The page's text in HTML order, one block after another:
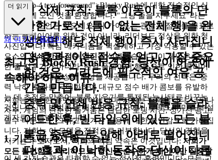
행 삭제 규칙:블록 이동이 블록의 단
단한 가로선 (틈이 없는 전체 행)을 완
성하면 해당 전체 행이 즉시 사라집니
다.효과:이는 점수를 얻고, 가장 중요
한 것은, 그리드에 필수적인 여유 공
간을 만듭니다.
중력 및 연쇄 반응 규칙:블록을 슬라
이드한 후, 빈 타일 위에 있는 모든 블
록은 중력으로 인해 아래로 떨어집니
다.효과:이 낙하 동작은 당신이 다른
class="mb-4 text-foreground">Blocky Rush에 대한 전술적인 심
층 분석에 오신 것을 환영합니다. "그냥 줄을 지우세요"라는
일반적인 조언은 잊으세요. 이 가이드는 괜찮은 점수를 목표로
하는 플레이어를 위한 것이 아니라, 리더보드 정상을 위한 청
사진입니다. 핵심 메커니즘을 역설계하고 가장 악용할 수 있는
요소인연쇄 반응 점수 엔진을 식별했습니다. 이 게임은 단순
한 줄 지우기가 아니라, 단일 플레이어 행동으로 인한 클리어
의효율성과다중성에 보상을 제공합니다. 우리의 전략은 '중
력 낙하' 효과를 극대화하여 대규모 점수 배가 콤보를 유발하
는 데 초점을 맞추어, 블록 지우기를 통제된 눈사태로 바꾸는
것입니다. 이 방법론을 배우면 참가자에서 그리드의 마스터 설
계자로 거듭날 것입니다.
1. 기본: 세 가지 황금 습관
더 읽기
왜 여기서 플레이?
최고의 Blocky Rush 경험: 당신이 이곳에
속해야 하는 이유
저희는 단순한 플랫폼이 아닙니다. 저희는 철학입니다. 너무나
자주, 게임의 단순한 즐거움은 답답한 로딩 시간, 성가신 광고,
필수 다운로드, 그리고 숨겨진 비용에 대한 불안감으로 가려집
니다. 저희는 이 모델을 전적으로 거부합니다. 당신의 경험을
지키는 수호자로서, 저희의 핵심 약속은 이것입니다: 저희가
모든 불편함을 처리하므로, 당신은 순수하게 재미에만 집중할